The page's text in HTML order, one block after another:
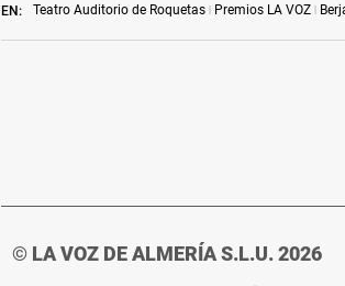
EN: Teatro Auditorio de Roquetas Premios LA VOZ
© LA VOZ DE ALMERÍA S.L.U. 2026